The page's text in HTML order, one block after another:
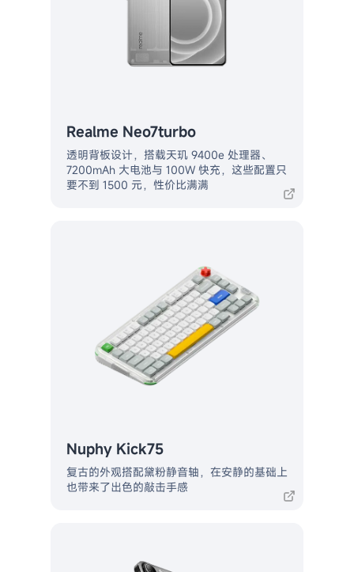
Realme Neo7turbo
透明背板设计，搭载天玑 9400e 处理器、
7200mAh 大电池与 100W 快充，这些配置只
要不到 1500 元，性价比满满
Nuphy Kick75
复古的外观搭配黛粉静音轴，在安静的基础上
也带来了出色的敲击手感